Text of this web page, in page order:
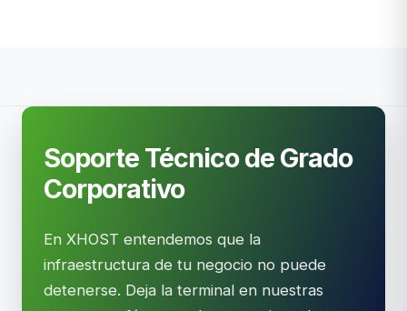
Soporte Técnico de Grado
Corporativo
En XHOST entendemos que la
infraestructura de tu negocio no puede
detenerse. Deja la terminal en nuestras